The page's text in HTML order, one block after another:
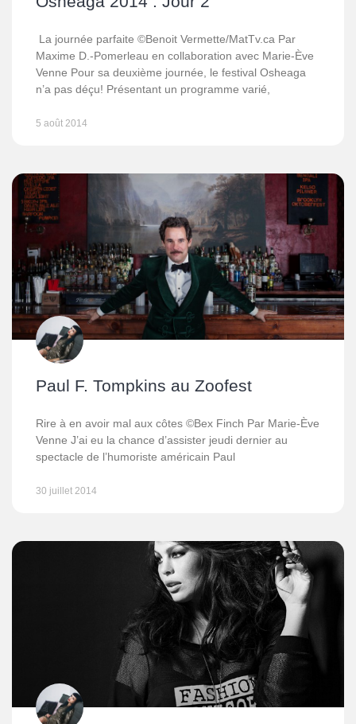
La journée parfaite ©Benoit Vermette/MatTv.ca Par
Maxime D.-Pomerleau en collaboration avec Marie-Ève
Venne Pour sa deuxième journée, le festival Osheaga
n’a pas déçu! Présentant un programme varié,
5 août 2014
Paul F. Tompkins au Zoofest
Rire à en avoir mal aux côtes ©Bex Finch Par Marie-Ève
Venne J’ai eu la chance d’assister jeudi dernier au
spectacle de l’humoriste américain Paul
30 juillet 2014